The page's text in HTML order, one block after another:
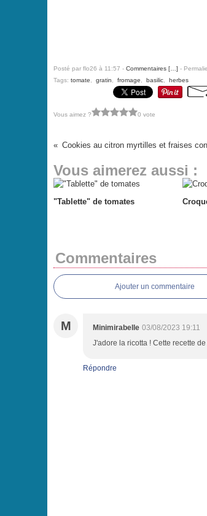
Posté par flo26 à 11:57 - Commentaires [ ] -
Tags: tomate gratin fromage basilic herbes
Vous aimez ? 0 vote
Cookies au citron myrtilles et fraises
Vous aimerez aussi :
"Tablette" de tomates
Commentaires
Ajouter un commentaire
M Minimirabelle 03/08/2023 19:11
J'adore la ricotta ! Cette recette
Répondre